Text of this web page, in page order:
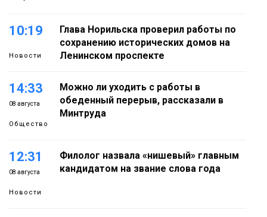
10:19
Новости
Глава Норильска проверил работы по
сохранению исторических домов на
Ленинском проспекте
14:33
08 августа
Общество
Можно ли уходить с работы в
обеденный перерыв, рассказали в
Минтруда
12:31
08 августа
Новости
Филолог назвала «нишевый» главным
кандидатом на звание слова года